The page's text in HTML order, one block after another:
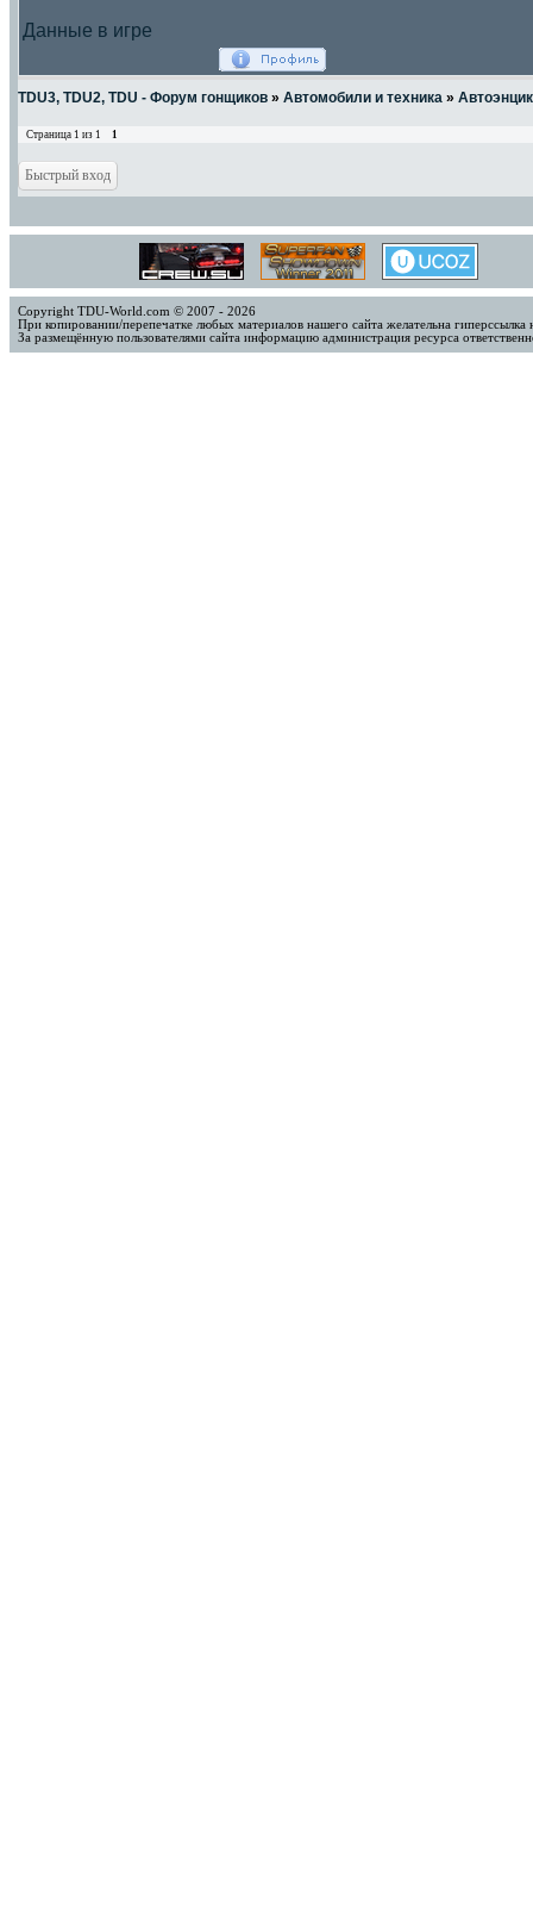
Данные в игре
TDU3, TDU2, TDU - Форум гонщиков » Автомобили и техника »
Страница 1 из 1 1
Copyright TDU-World.com © 2007 - 2026
При копировании/перепечатке любых материалов нашего сайта желательна
За размещённую пользователями сайта информацию администрация ресурса